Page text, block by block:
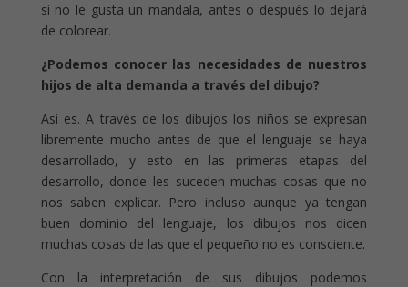
si no le gusta un mandala, antes o después lo dejará
de colorear.
¿Podemos conocer las necesidades de nuestros
hijos de alta demanda a través del dibujo?
Así es. A través de los dibujos los niños se expresan
libremente mucho antes de que el lenguaje se haya
desarrollado, y esto en las primeras etapas del
desarrollo, donde les suceden muchas cosas que no
nos saben explicar. Pero incluso aunque ya tengan
buen dominio del lenguaje, los dibujos nos dicen
muchas cosas de las que el pequeño no es consciente.
Con la interpretación de sus dibujos podemos